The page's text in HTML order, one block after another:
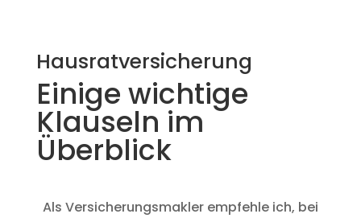
Hausratversicherung
Einige wichtige
Klauseln im
Überblick
Als Versicherungsmakler empfehle ich, bei